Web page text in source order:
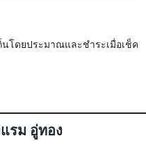
โดยประมาณและชำระเมื่อเช็ค
รม อู่ทอง